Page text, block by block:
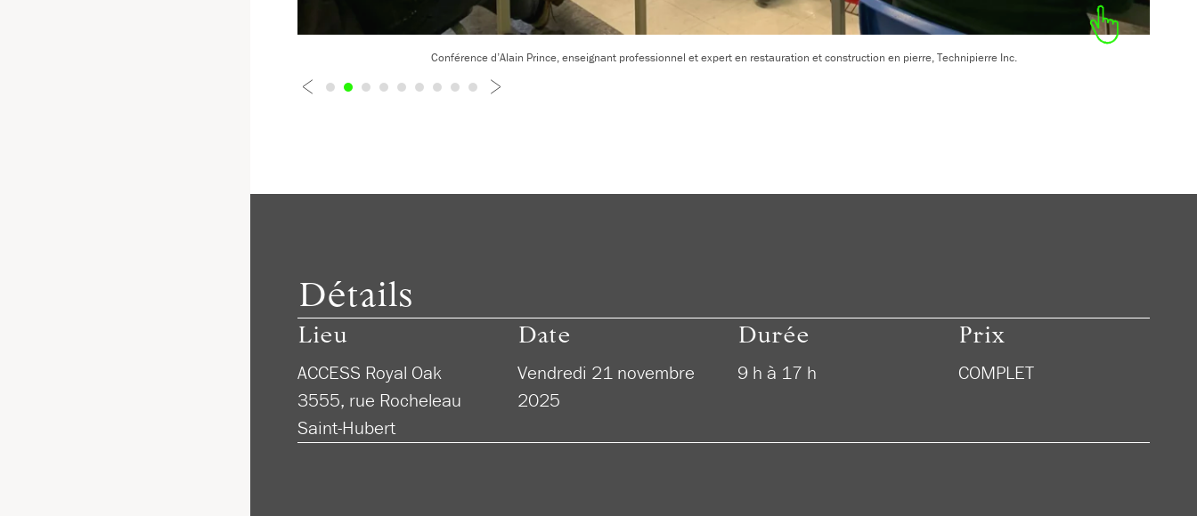
Conférence d’Alain Prince, enseignant professionnel et expert en restauration et construction en pierre, Technipierre Inc.
Détails
Lieu
ACCESS Royal Oak
3555, rue Rocheleau
Saint-Hubert
Date
Vendredi 21 novembre
2025
Durée
9 h à 17 h
Prix
COMPLET